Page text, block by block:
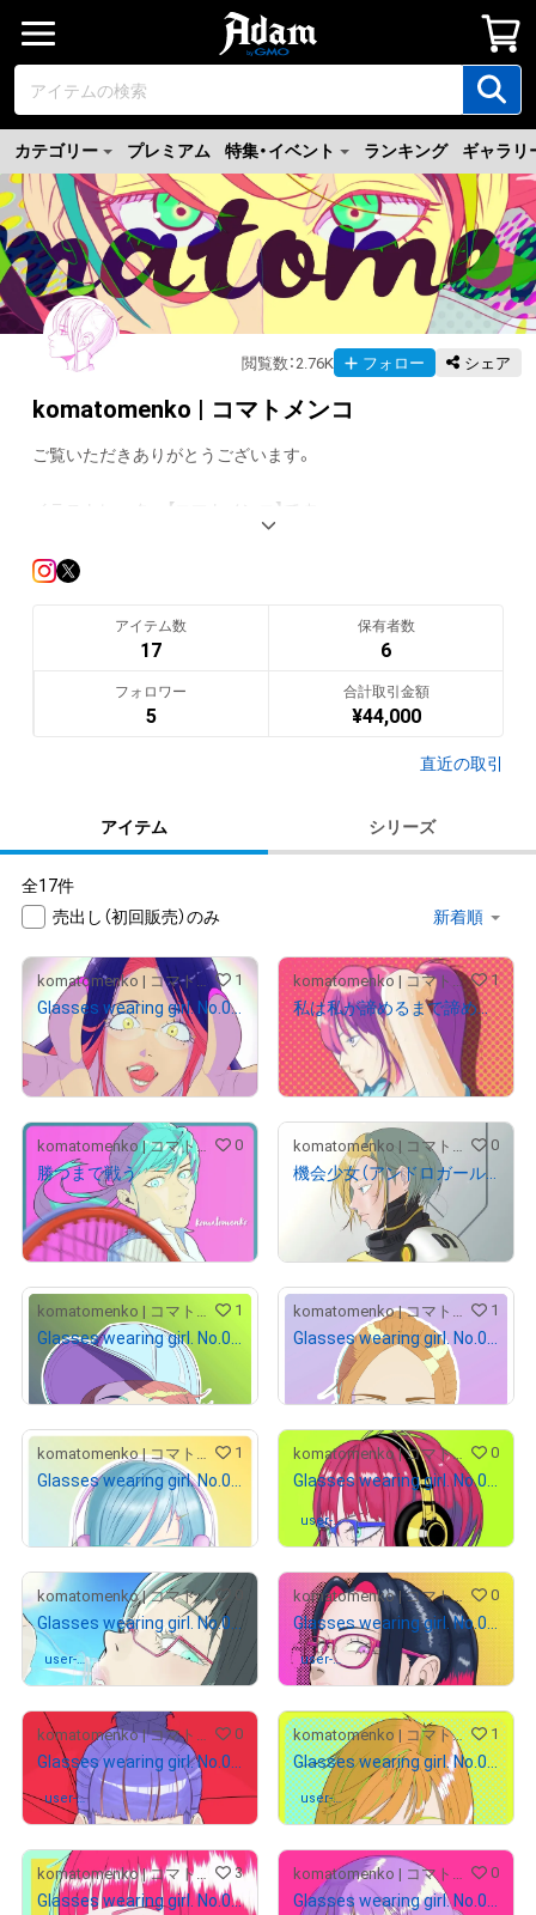
カテゴリー プレミアム 特集・イベント ランキング ギャラリ
閲覧数 ： 2.76K フォロー シェア
komatomenko | コマトメンコ
ご覧いただきありがとうございます。
イラストレーター【コマトメンコ】です。
色彩豊かなポップなイラストを描いています。よろしくお願い
翻訳（AI）を表示
アイテム数
17
保有者数
6
フォロワー
5
合計取引金額
¥44,000
直近の取引
アイテム シリーズ
全17件
売出し（初回販売）のみ
1
Glasses wearing girl. No.014.
¥3,000
売出し（初回販売）
komatomenko | コマトメンコ 1
私は私が諦めるまで諦めない
¥8,000
売出し（初回販売）
komatomenko | コマトメンコ 0
勝つまで戦う
¥8,000
売出し（初回販売）
0
100,000
売出し（初回販売）
1
¥1,800
1
1,200
1
10,000
komatomenko | コマトメンコ 0
user-
8ed35f71
さんが保有中
komatomenko | コマトメンコ 0
user-
5856f204
さんが保有中
komatomenko | コマトメンコ 0
user-
5856f204
さんが保有中
0
user-
5856f204
さんが保有中
komatomenko | コマトメンコ 1
Glasses wearing girl. No.009.
user-
5856f204
さんが保有中
3
Glasses wearing girl. No.008.
0